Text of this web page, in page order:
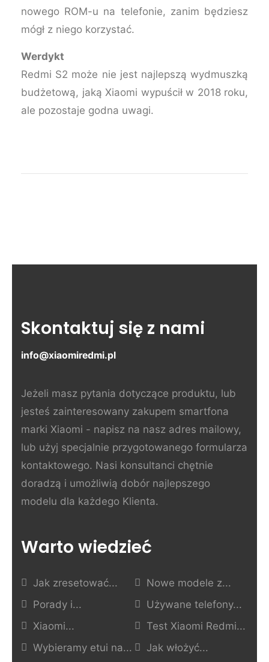
nowego ROM-u na telefonie, zanim będziesz
mógł z niego korzystać.
Werdykt
Redmi S2 może nie jest najlepszą wydmuszką
budżetową, jaką Xiaomi wypuścił w 2018 roku,
ale pozostaje godna uwagi.
Skontaktuj się z nami
info@xiaomiredmi.pl
Jeżeli masz pytania dotyczące produktu, lub
jesteś zainteresowany zakupem smartfona
marki Xiaomi - napisz na nasz adres mailowy,
lub użyj specjalnie przygotowanego formularza
kontaktowego. Nasi konsultanci chętnie
doradzą i umożliwią dobór najlepszego
modelu dla każdego Klienta.
Warto wiedzieć
Jak zresetować...
Nowe modele z...
Porady i...
Używane telefony...
Xiaomi...
Test Xiaomi Redmi...
Wybieramy etui na...
Jak włożyć...